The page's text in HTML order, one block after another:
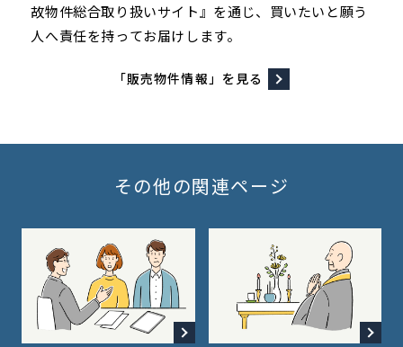
故物件総合取り扱いサイト』を通じ、買いたいと願う
人へ責任を持ってお届けします。
「販売物件情報」を見る
その他の関連ページ